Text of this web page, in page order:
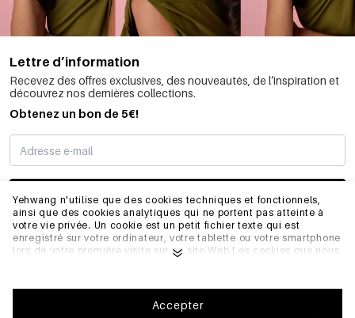
Yehwang n'utilise que des cookies techniques et fonctionnels,
ainsi que des cookies analytiques qui ne portent pas atteinte à
votre vie privée. Un cookie est un petit fichier texte qui est
enregistré sur votre ordinateur, votre tablette ou votre smartphone
lors de votre première visite sur ce site Web.Les cookies que nous
fonctionner correctement et de se souvenir, par exemple, de vos
préférences. Ils nous permettent également d'optimiser notre site
web.Pour vous assurer une bonne expérience de navigation et
Accepter
Lettre d’information
Recevez des offres exclusives, des nouveautés, de l’inspiration et
découvrez nos dernières collections.
Obtenez un bon de 5€!
JE M’INSCRIS
INFORMATIONS